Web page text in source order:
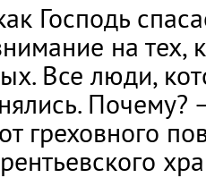
Господь
на тех,
Все люди,
Почему?
греховного